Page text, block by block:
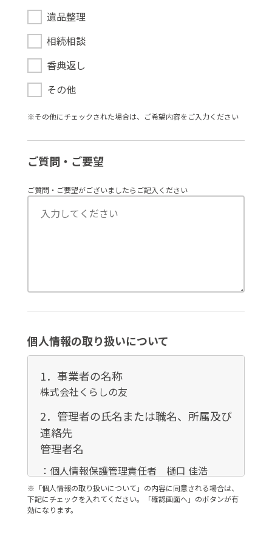
遺品整理
相続相談
香典返し
その他
※その他にチェックされた場合は、ご希望内容をご⼊⼒ください
ご質問・ご要望
ご質問・ご要望がございましたらご記入ください
個人情報の取り扱いについて
1．事業者の名称
株式会社くらしの友
2．管理者の氏名または職名、所属及び
連絡先
管理者名
：個人情報保護管理責任者 樋口 佳浩
連絡先
：03-3735-3102
※「個人情報の取り扱いについて」の内容に同意される場合は、
下記にチェックを入れてください。「確認画面へ」のボタンが有
効になります。